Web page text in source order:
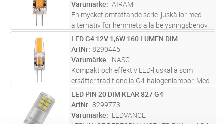
Varumärke
AIRAM
En mycket omfattande serie ljuskällor med
alternativ för hemmets alla belysningsbehov.
De lätta och hållbara ljuskällorna ersätter helt
och hållet glöd- och halogenlampor samt
energisparlampor. Ljusk
ST Lägg i kundvagn
LED G4 12V 1,6W 160 LUMEN DIM
ArtNr 8290445
Varumärke
NASC
Kompakt och effektiv LED-ljuskälla som
ersätter traditionella G4-halogenlampor. Med
sin kompakta storlek (10 x 38 mm) passar
ljuskällan i de flesta befintliga armaturer.
Tillverkad i slitstarkt silik...läs mer
ST Lägg i kundvagn
LED PIN 20 DIM KLAR 827 G4
ArtNr 8299773
Varumärke
LEDVANCE